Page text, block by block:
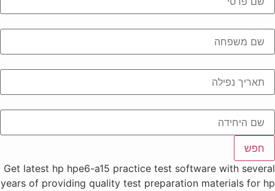
חפש
Get latest hp hpe6-a15 practice test software with several
years of providing quality test preparation materials for hp